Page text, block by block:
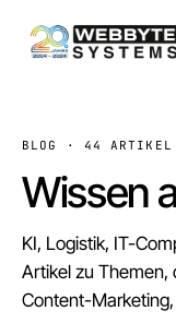
BLOG · 44 ARTIKEL
Wissen
KI, Logistik, IT-
Artikel zu Themen,
Content-